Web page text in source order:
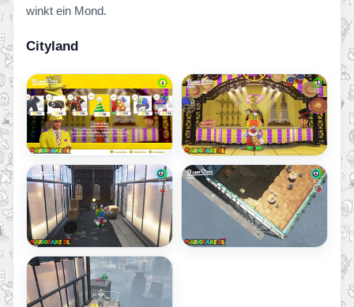
winkt ein Mond.
Cityland